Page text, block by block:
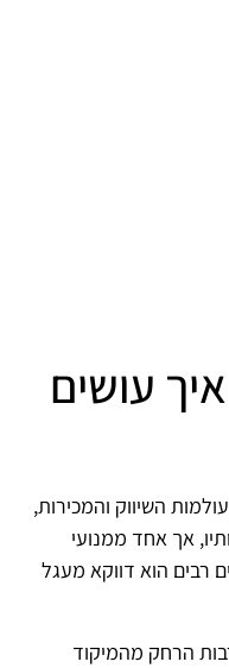
עושים
השיווק והמכירות,
אך אחד ממנועי
רבים הוא דווקא מעגל
הרחק מהמיקוד